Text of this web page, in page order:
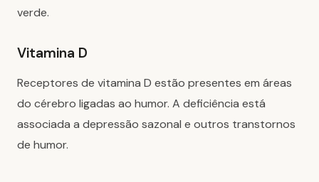
verde.
Vitamina D
Receptores de vitamina D estão presentes em áreas
do cérebro ligadas ao humor. A deficiência está
associada a depressão sazonal e outros transtornos
de humor.